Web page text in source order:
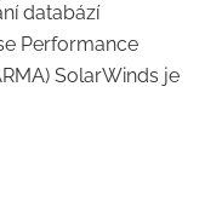
databází
Performance
SolarWinds je